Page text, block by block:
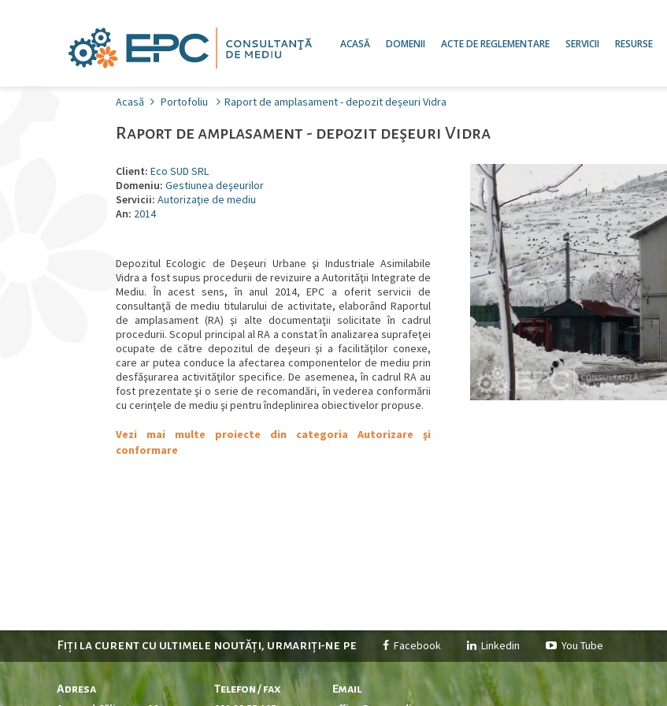
ACASĂ DOMENII ACTE DE REGLEMENTARE SERVICII RESURSE
Acasă Portofoliu Raport de amplasament - depozit deşeuri Vidra
Raport de amplasament - depozit deşeuri Vidra
Client: Eco SUD SRL
Domeniu: Gestiunea deşeurilor
Servicii: Autorizaţie de mediu
An: 2014
Depozitul Ecologic de Deşeuri Urbane şi Industriale Asimilabile
Vidra a fost supus procedurii de revizuire a Autorităţii Integrate de
Mediu. În acest sens, în anul 2014, EPC a oferit servicii de
consultanţă de mediu titularului de activitate, elaborând Raportul
de amplasament (RA) şi alte documentaţii solicitate în cadrul
procedurii. Scopul principal al RA a constat în analizarea suprafeţei
ocupate de către depozitul de deşeuri şi a facilităţilor conexe,
care ar putea conduce la afectarea componentelor de mediu prin
desfăşurarea activităţilor specifice. De asemenea, în cadrul RA au
fost prezentate şi o serie de recomandări, în vederea conformării
cu cerinţele de mediu şi pentru îndeplinirea obiectivelor propuse.
Vezi mai multe proiecte din categoria Autorizare şi
conformare
Fiți la curent cu ultimele noutăți, urmariți-ne pe Facebook Linkedin You Tube
Adresa Telefon / fax Email